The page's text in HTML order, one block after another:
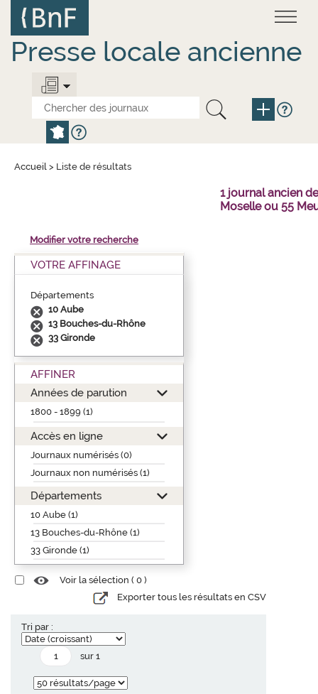
contenu
principal
Presse locale ancienne
Accueil > Liste de résultats
1 journal ancien
Moselle ou 55
Modifier votre recherche
VOTRE AFFINAGE
Départements
10 Aube
13 Bouches-du-Rhône
33 Gironde
AFFINER
Années de parution
1800 - 1899 (1)
Accès en ligne
Journaux numérisés (0)
Journaux non numérisés (1)
Départements
10 Aube (1)
13 Bouches-du-Rhône (1)
33 Gironde (1)
Voir la sélection ( 0 )
Exporter tous les résultats en CSV
Tri par :
sur 1
Panneau de gestion des cookies